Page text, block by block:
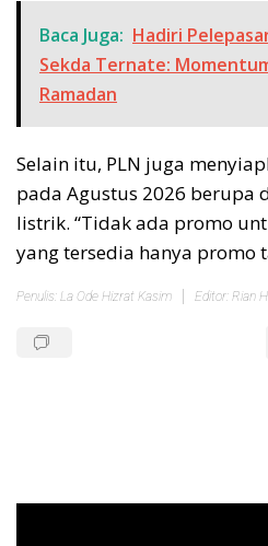
Baca Juga: Hadiri
Sekda Ternate:
Ramadan
Selain itu, PLN juga
pada Agustus 2026 berupa
listrik. “Tidak ada promo
yang tersedia hanya promo
Penulis: La Ode Hizrat Kasim Editor: Rian